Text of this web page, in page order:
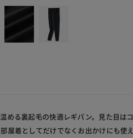
める裏起毛の快適レギパン。見た目はコ
屋着としてだけでなくお出かけにも使え